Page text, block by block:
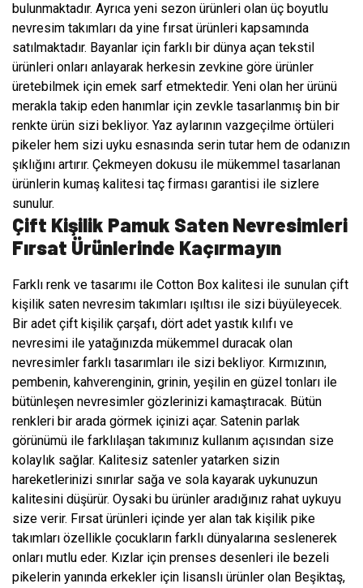
bulunmaktadır. Ayrıca yeni sezon ürünleri olan üç boyutlu
nevresim takımları da yine fırsat ürünleri kapsamında
satılmaktadır. Bayanlar için farklı bir dünya açan tekstil
ürünleri onları anlayarak herkesin zevkine göre ürünler
üretebilmek için emek sarf etmektedir. Yeni olan her ürünü
merakla takip eden hanımlar için zevkle tasarlanmış bin bir
renkte ürün sizi bekliyor. Yaz aylarının vazgeçilme örtüleri
pikeler hem sizi uyku esnasında serin tutar hem de odanızın
şıklığını artırır. Çekmeyen dokusu ile mükemmel tasarlanan
ürünlerin kumaş kalitesi taç firması garantisi ile sizlere
sunulur.
Çift Kişilik Pamuk Saten Nevresimleri
Fırsat Ürünlerinde Kaçırmayın
Farklı renk ve tasarımı ile Cotton Box kalitesi ile sunulan çift
kişilik saten nevresim takımları ışıltısı ile sizi büyüleyecek.
Bir adet çift kişilik çarşafı, dört adet yastık kılıfı ve
nevresimi ile yatağınızda mükemmel duracak olan
nevresimler farklı tasarımları ile sizi bekliyor. Kırmızının,
pembenin, kahverenginin, grinin, yeşilin en güzel tonları ile
bütünleşen nevresimler gözlerinizi kamaştıracak. Bütün
renkleri bir arada görmek içinizi açar. Satenin parlak
görünümü ile farklılaşan takımınız kullanım açısından size
kolaylık sağlar. Kalitesiz satenler yatarken sizin
hareketlerinizi sınırlar sağa ve sola kayarak uykunuzun
kalitesini düşürür. Oysaki bu ürünler aradığınız rahat uykuyu
size verir. Fırsat ürünleri içinde yer alan tak kişilik pike
takımları özellikle çocukların farklı dünyalarına seslenerek
onları mutlu eder. Kızlar için prenses desenleri ile bezeli
pikelerin yanında erkekler için lisanslı ürünler olan Beşiktaş,